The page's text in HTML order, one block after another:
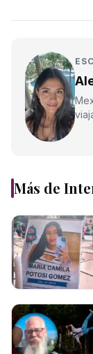
Más de